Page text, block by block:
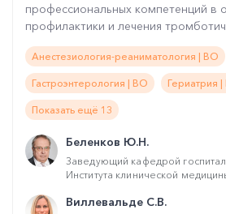
профессиональных компетенций в
профилактики и лечения
Анестезиология-реаниматология | ВО
Гастроэнтерология | ВО Гериатрия
Показать ещё 13
Беленков Ю.Н.
Заведующий кафедрой
Института клинической
Виллевальде С.В.